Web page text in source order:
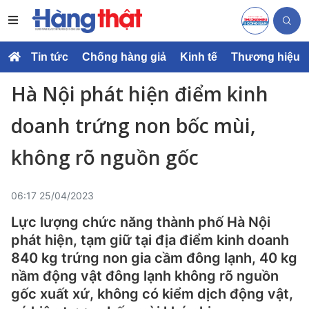
Tin tức Chống hàng giả Kinh tế Thương hiệu
Hà Nội phát hiện điểm kinh
doanh trứng non bốc mùi,
không rõ nguồn gốc
06:17 25/04/2023
Lực lượng chức năng thành phố Hà Nội
phát hiện, tạm giữ tại địa điểm kinh doanh
840 kg trứng non gia cầm đông lạnh, 40 kg
nầm động vật đông lạnh không rõ nguồn
gốc xuất xứ, không có kiểm dịch động vật,